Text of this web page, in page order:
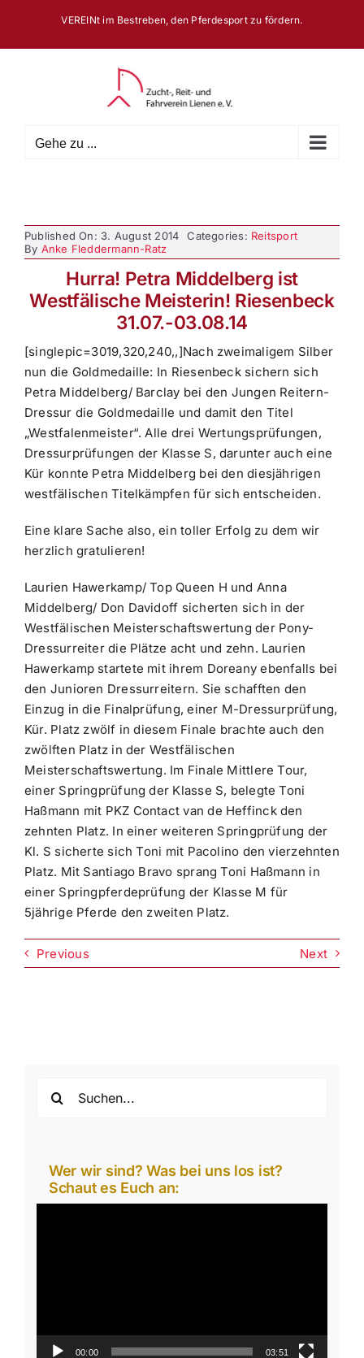
springen
VEREINt im Bestreben, den Pferdesport zu fördern.
Gehe zu ...
Published On: 3. August 2014 Categories: Reitsport
By Anke Fleddermann-Ratz
Hurra! Petra Middelberg ist
Westfälische Meisterin! Riesenbeck
31.07.-03.08.14
[singlepic=3019,320,240,,]Nach zweimaligem Silber
nun die Goldmedaille: In Riesenbeck sichern sich
Petra Middelberg/ Barclay bei den Jungen Reitern-
Dressur die Goldmedaille und damit den Titel
„Westfalenmeister“. Alle drei Wertungsprüfungen,
Dressurprüfungen der Klasse S, darunter auch eine
Kür konnte Petra Middelberg bei den diesjährigen
westfälischen Titelkämpfen für sich entscheiden.
Eine klare Sache also, ein toller Erfolg zu dem wir
herzlich gratulieren!
Laurien Hawerkamp/ Top Queen H und Anna
Middelberg/ Don Davidoff sicherten sich in der
Westfälischen Meisterschaftswertung der Pony-
Dressurreiter die Plätze acht und zehn. Laurien
Hawerkamp startete mit ihrem Doreany ebenfalls bei
den Junioren Dressurreitern. Sie schafften den
Einzug in die Finalprüfung, einer M-Dressurprüfung,
Kür. Platz zwölf in diesem Finale brachte auch den
zwölften Platz in der Westfälischen
Meisterschaftswertung. Im Finale Mittlere Tour,
einer Springprüfung der Klasse S, belegte Toni
Haßmann mit PKZ Contact van de Heffinck den
zehnten Platz. In einer weiteren Springprüfung der
Kl. S sicherte sich Toni mit Pacolino den vierzehnten
Platz. Mit Santiago Bravo sprang Toni Haßmann in
einer Springpferdeprüfung der Klasse M für
5jährige Pferde den zweiten Platz.
Previous Next
nach:
Wer wir sind? Was bei uns los ist?
Schaut es Euch an:
00:00 03:51